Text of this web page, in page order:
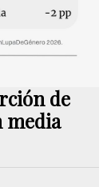
de
media